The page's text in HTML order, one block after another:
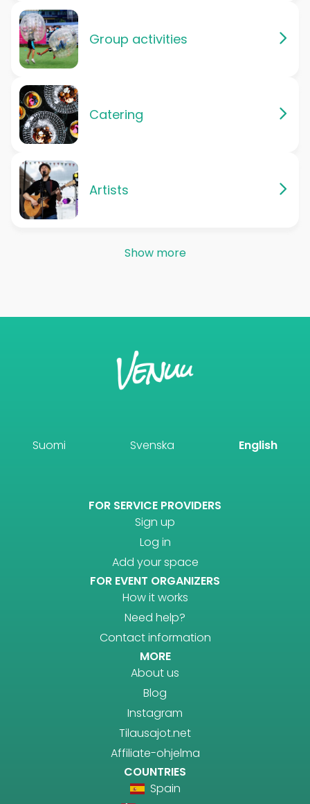
Group activities
Catering
Artists
Show more
Suomi Svenska English
FOR SERVICE PROVIDERS
Sign up
Log in
Add your space
FOR EVENT ORGANIZERS
How it works
Need help?
Contact information
MORE
About us
Blog
Instagram
Tilausajot.net
Affiliate-ohjelma
COUNTRIES
Spain